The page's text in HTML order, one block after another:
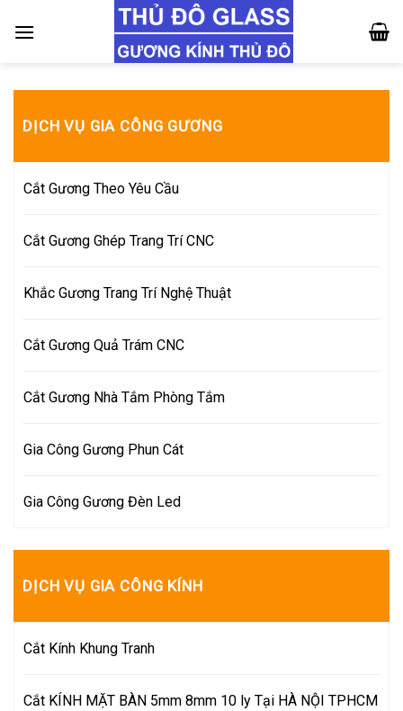
DỊCH VỤ GIA CÔNG GƯƠNG
Cắt Gương Theo Yêu Cầu
Cắt Gương Ghép Trang Trí CNC
Khắc Gương Trang Trí Nghệ Thuật
Cắt Gương Quả Trám CNC
Cắt Gương Nhà Tắm Phòng Tắm
Gia Công Gương Phun Cát
Gia Công Gương Đèn Led
DỊCH VỤ GIA CÔNG KÍNH
Cắt Kính Khung Tranh
Cắt KÍNH MẶT BÀN 5mm 8mm 10 ly Tại HÀ NỘI TPHCM